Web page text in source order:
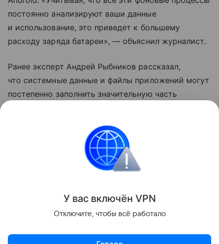
постоянно анализируют ваши данные
и использование, это приведет к большему
расходу заряда батареи», — объяснил журналист.
Ранее эксперт Андрей Рыбников рассказал,
что системные данные и файлы приложений могут
постепенно заполнить значительную часть
Поделиться
У вас включён VPN
Отключите, чтобы всё работало